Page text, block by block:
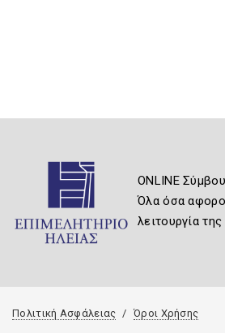
ONLINE
Όλα όσα
λειτουργία
Πολιτική Ασφάλειας Όροι Χρήσης